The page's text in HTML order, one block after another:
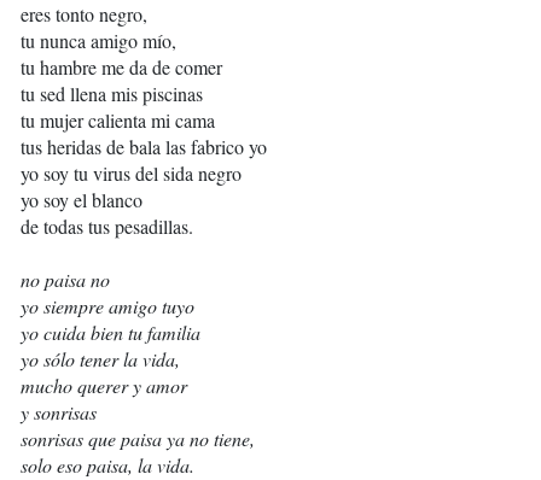
eres tonto negro,
tu nunca amigo mío,
tu hambre me da de comer
tu sed llena mis piscinas
tu mujer calienta mi cama
tus heridas de bala las fabrico yo
yo soy tu virus del sida negro
yo soy el blanco
de todas tus pesadillas.
no paisa no
yo siempre amigo tuyo
yo cuida bien tu familia
yo sólo tener la vida,
mucho querer y amor
y sonrisas
sonrisas que paisa ya no tiene,
solo eso paisa, la vida.